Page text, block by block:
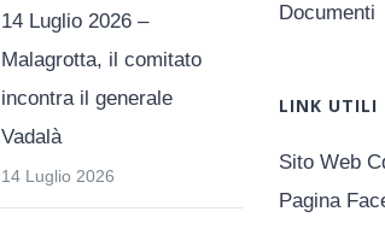
14 Luglio 2026 –
Malagrotta, il comitato
incontra il generale
Vadalà
14 Luglio 2026
Documenti
LINK UTILI
Sito Web
Pagina